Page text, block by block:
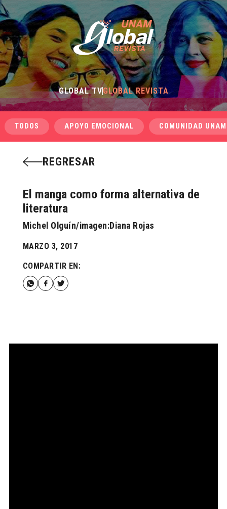
GLOBAL TVGLOBAL REVISTA
TODOS APOYO EMOCIONAL COMUNIDAD UNAM
REGRESAR
El manga como forma alternativa de
literatura
Michel Olguín/imagen:Diana Rojas
MARZO 3, 2017
COMPARTIR EN: